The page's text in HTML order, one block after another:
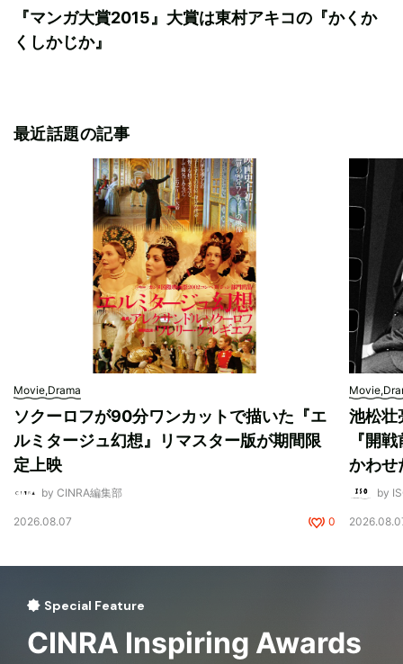
『マンガ大賞2015』大賞は東村アキコの『かくか
くしかじか』
最近話題の記事
Movie,Drama
ソクーロフが90分ワンカットで描いた『エ
ルミタージュ幻想』リマスター版が期間限
定上映
by CINRA編集部
2026.08.07 0
池松壮
『開
かわせ
by
Special Feature
CINRA Inspiring Awards